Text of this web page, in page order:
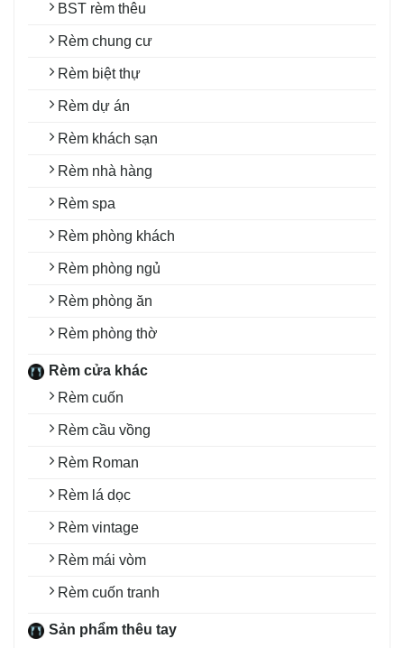
BST rèm thêu
Rèm chung cư
Rèm biệt thự
Rèm dự án
Rèm khách sạn
Rèm nhà hàng
Rèm spa
Rèm phòng khách
Rèm phòng ngủ
Rèm phòng ăn
Rèm phòng thờ
Rèm cửa khác
Rèm cuốn
Rèm cầu vồng
Rèm Roman
Rèm lá dọc
Rèm vintage
Rèm mái vòm
Rèm cuốn tranh
Sản phẩm thêu tay